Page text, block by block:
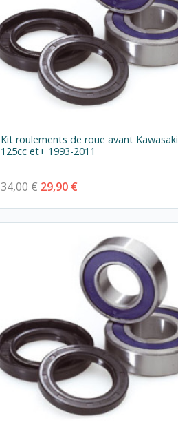
Kit roulements de roue avant Kawasaki
125cc et+ 1993-2011
34,00 € 29,90 €